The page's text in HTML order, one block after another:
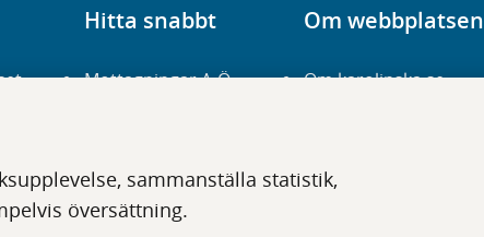
sammanställa statistik,
översättning.
Hitta snabbt
Mottagningar A-Ö
Digitala tjänster
Om webbplatsen
Om karolinska.se
Tillgänglighet